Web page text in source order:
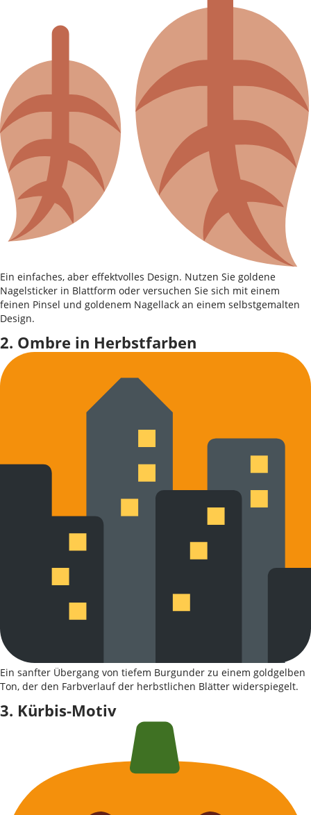
Ein einfaches, aber effektvolles Design. Nutzen Sie goldene
Nagelsticker in Blattform oder versuchen Sie sich mit einem
feinen Pinsel und goldenem Nagellack an einem selbstgemalten
Design.
2. Ombre in Herbstfarben
Ein sanfter Übergang von tiefem Burgunder zu einem goldgelben
Ton, der den Farbverlauf der herbstlichen Blätter widerspiegelt.
3. Kürbis-Motiv